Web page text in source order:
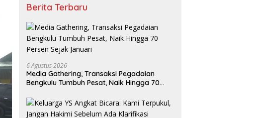
Berita Terbaru
6 Agustus 2026
Media Gathering, Transaksi Pegadaian
Bengkulu Tumbuh Pesat, Naik Hingga 70